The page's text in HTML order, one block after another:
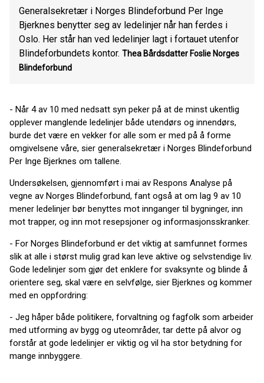
Generalsekretær i Norges Blindeforbund Per Inge
Bjerknes benytter seg av ledelinjer når han ferdes i
Oslo. Her står han ved ledelinjer lagt i fortauet utenfor
Blindeforbundets kontor. Thea Bårdsdatter Foslie Norges
Blindeforbund
- Når 4 av 10 med nedsatt syn peker på at de minst ukentlig
opplever manglende ledelinjer både utendørs og innendørs,
burde det være en vekker for alle som er med på å forme
omgivelsene våre, sier generalsekretær i Norges Blindeforbund
Per Inge Bjerknes om tallene.
Undersøkelsen, gjennomført i mai av Respons Analyse på
vegne av Norges Blindeforbund, fant også at om lag 9 av 10
mener ledelinjer bør benyttes mot innganger til bygninger, inn
mot trapper, og inn mot resepsjoner og informasjonsskranker.
- For Norges Blindeforbund er det viktig at samfunnet formes
slik at alle i størst mulig grad kan leve aktive og selvstendige liv.
Gode ledelinjer som gjør det enklere for svaksynte og blinde å
orientere seg, skal være en selvfølge, sier Bjerknes og kommer
med en oppfordring:
- Jeg håper både politikere, forvaltning og fagfolk som arbeider
med utforming av bygg og uteområder, tar dette på alvor og
forstår at gode ledelinjer er viktig og vil ha stor betydning for
mange innbyggere.